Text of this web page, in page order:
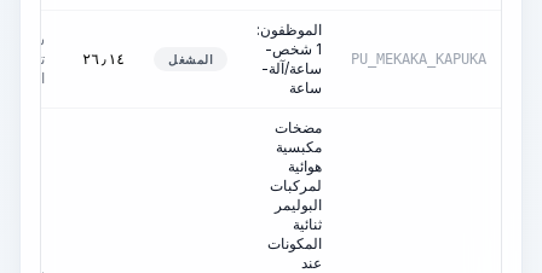
PU_MEKAKA_KAPUKA
الموظفون:
1 شخص-
ساعة/آلة-
ساعة
المشغل ٢٦٫١٤
ساعات
تشغيل
الآلة
مضخات
مكبسية
هوائية
لمركبات
البوليمر
ثنائية
المكونات
عند